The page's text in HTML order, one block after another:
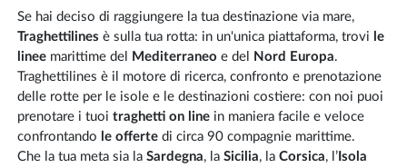
Se hai deciso di raggiungere la tua destinazione via mare,
Traghettilines è sulla tua rotta: in un'unica piattaforma, trovi le
lineemarittime del Mediterraneo e del Nord Europa.
Traghettilines è il motore di ricerca, confronto e prenotazione
delle rotte per le isole e le destinazioni costiere: con noi puoi
prenotare i tuoi traghetti on linein maniera facile e veloce
confrontando le offertedi circa 90 compagnie marittime.
Che la tua meta sia la Sardegna, la Sicilia, la Corsica, l’Isola